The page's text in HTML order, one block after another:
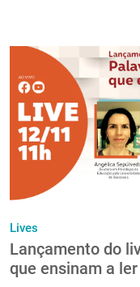
Lives
Lançamento do
que ensinam a